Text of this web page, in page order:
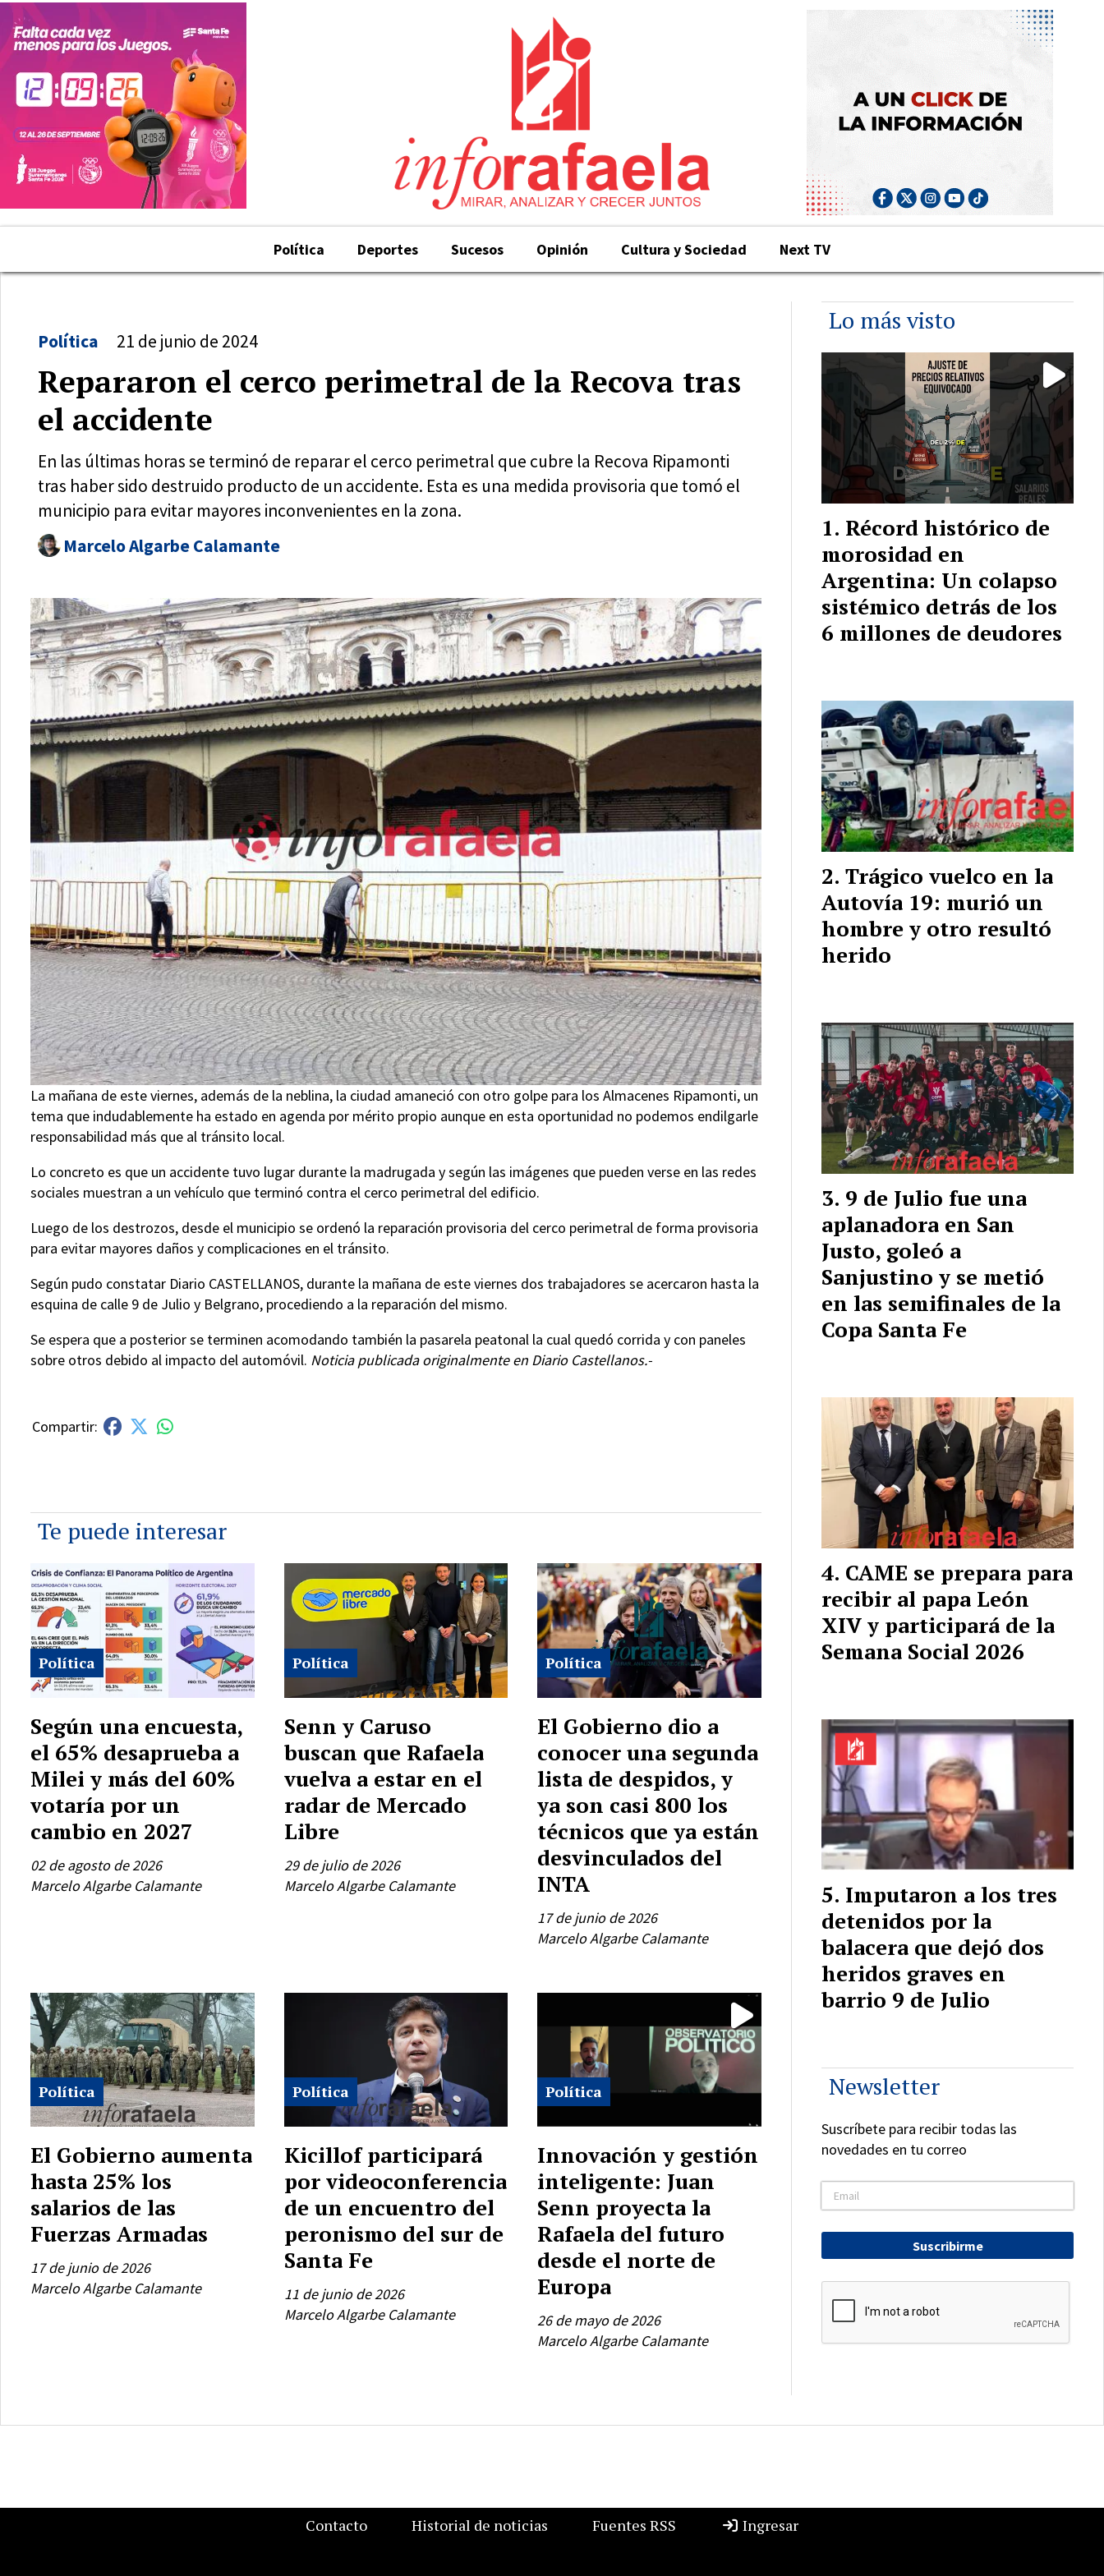
Política Deportes Sucesos Opinión Cultura y Sociedad Next TV
Repararon el cerco perimetral de la Recova tras
el accidente
En las últimas horas se terminó de reparar el cerco perimetral que cubre la Recova Ripamonti
tras haber sido destruido producto de un accidente. Esta es una medida provisoria que tomó el
municipio para evitar mayores inconvenientes en la zona.
Política 21 de junio de 2024
Marcelo Algarbe Calamante
La mañana de este viernes, además de la neblina, la ciudad amaneció con otro golpe para los Almacenes Ripamonti, un
tema que indudablemente ha estado en agenda por mérito propio aunque en esta oportunidad no podemos endilgarle
responsabilidad más que al tránsito local.
Lo concreto es que un accidente tuvo lugar durante la madrugada y según las imágenes que pueden verse en las redes
sociales muestran a un vehículo que terminó contra el cerco perimetral del edificio.
Luego de los destrozos, desde el municipio se ordenó la reparación provisoria del cerco perimetral de forma provisoria
para evitar mayores daños y complicaciones en el tránsito.
Según pudo constatar Diario CASTELLANOS, durante la mañana de este viernes dos trabajadores se acercaron hasta la
esquina de calle 9 de Julio y Belgrano, procediendo a la reparación del mismo.
Se espera que a posterior se terminen acomodando también la pasarela peatonal la cual quedó corrida y con paneles
sobre otros debido al impacto del automóvil. Noticia publicada originalmente en Diario Castellanos.-
Te puede interesar
Según una encuesta,
el 65% desaprueba a
Milei y más del 60%
votaría por un
cambio en 2027
Marcelo Algarbe Calamante
Política
02 de agosto de 2026
Senn y Caruso
buscan que Rafaela
vuelva a estar en el
radar de Mercado
Libre
Marcelo Algarbe Calamante
Política
29 de julio de 2026
El Gobierno dio a
conocer una segunda
lista de despidos, y
ya son casi 800 los
técnicos que ya están
desvinculados del
INTA
Marcelo Algarbe Calamante
Política
17 de junio de 2026
El Gobierno aumenta
hasta 25% los
salarios de las
Fuerzas Armadas
Marcelo Algarbe Calamante
Política
17 de junio de 2026
Kicillof participará
por videoconferencia
de un encuentro del
peronismo del sur de
Santa Fe
Marcelo Algarbe Calamante
Política
11 de junio de 2026
Innovación y gestión
inteligente: Juan
Senn proyecta la
Rafaela del futuro
desde el norte de
Europa
Marcelo Algarbe Calamante
Política
26 de mayo de 2026
Lo más visto
Récord histórico de
morosidad en
Argentina: Un colapso
sistémico detrás de los
6 millones de deudores
Trágico vuelco en la
Autovía 19: murió un
hombre y otro resultó
herido
9 de Julio fue una
aplanadora en San
Justo, goleó a
Sanjustino y se metió
en las semifinales de la
Copa Santa Fe
CAME se prepara para
recibir al papa León
XIV y participará de la
Semana Social 2026
Imputaron a los tres
detenidos por la
balacera que dejó dos
heridos graves en
barrio 9 de Julio
Newsletter
Suscríbete para recibir todas las
novedades en tu correo
Suscribirme
Contacto Historial de noticias Fuentes RSS Ingresar